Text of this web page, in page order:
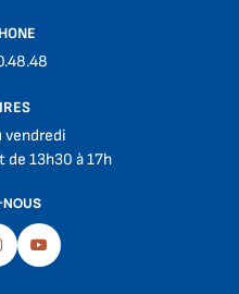
vendredi
de 13h30 à 17h
Youtube